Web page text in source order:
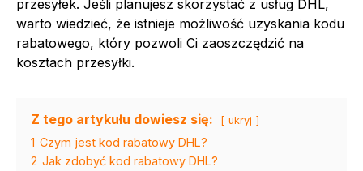
przesyłek. Jeśli planujesz skorzystać z usług DHL,
warto wiedzieć, że istnieje możliwość uzyskania kodu
rabatowego, który pozwoli Ci zaoszczędzić na
kosztach przesyłki.
Z tego artykułu dowiesz się: ukryj
1 Czym jest kod rabatowy DHL?
2 Jak zdobyć kod rabatowy DHL?